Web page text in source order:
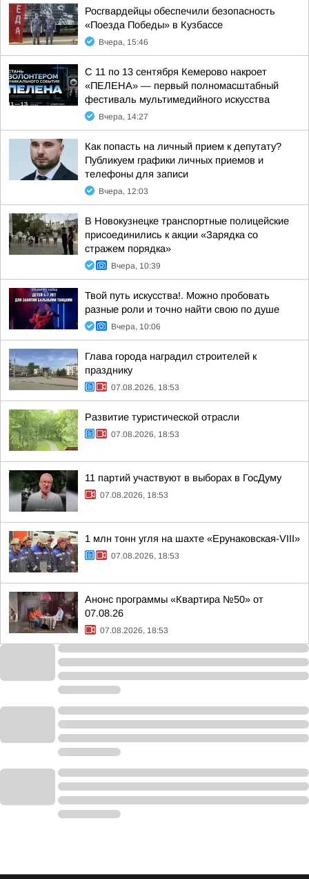
Росгвардейцы обеспечили безопасность
«Поезда Победы» в Кузбассе
Вчера, 15:46
С 11 по 13 сентября Кемерово накроет
«ПЕЛЕНА» — первый полномасштабный
фестиваль мультимедийного искусства
Вчера, 14:27
Как попасть на личный прием к депутату?
Публикуем графики личных приемов и
телефоны для записи
Вчера, 12:03
В Новокузнецке транспортные полицейские
присоединились к акции «Зарядка со
стражем порядка»
Вчера, 10:39
Твой путь искусства!. Можно пробовать
разные роли и точно найти свою по душе
Вчера, 10:06
Глава города наградил строителей к
празднику
07.08.2026, 18:53
Развитие туристической отрасли
07.08.2026, 18:53
11 партий участвуют в выборах в ГосДуму
07.08.2026, 18:53
1 млн тонн угля на шахте «Ерунаковская-VIII»
07.08.2026, 18:53
Анонс программы «Квартира №50» от
07.08.26
07.08.2026, 18:53